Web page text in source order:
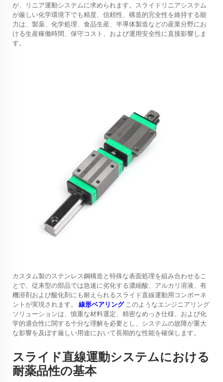
が、リニア運動システムに求められます。スライドリニアシステム
が厳しい化学環境下でも精度、信頼性、構造的完全性を維持する能
力は、製薬、化学処理、食品生産、半導体製造などの産業分野にお
ける生産稼働時間、保守コスト、および運用安全性に直接影響しま
す。
カスタム製のステンレス鋼構造と特殊な表面処理を組み合わせるこ
とで、従来型の部品では急速に劣化する濃縮酸、アルカリ溶液、有
機溶剤および酸化剤にも耐えられるスライド直線運動用コンポーネ
ントが実現されます。 線形ベアリング このようなエンジニアリング
ソリューションは、慎重な材料選定、精密なめっき仕様、および化
学的適合性に関する十分な理解を必要とし、システムの故障が重大
な影響を及ぼす厳しい用途において長期的な性能を確保します。
スライド直線運動システムにおける
耐薬品性の基本